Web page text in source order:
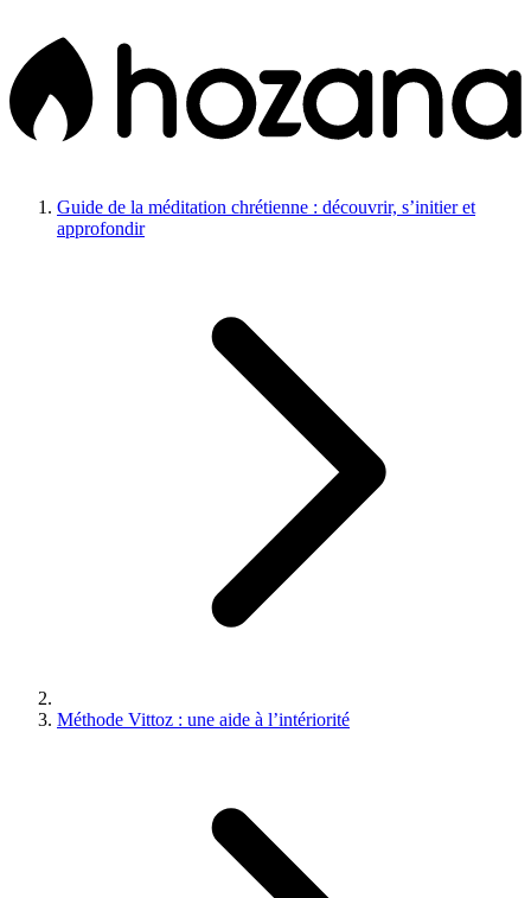
Guide de la méditation chrétienne : découvrir, s’initier et
approfondir
Méthode Vittoz : une aide à l’intériorité